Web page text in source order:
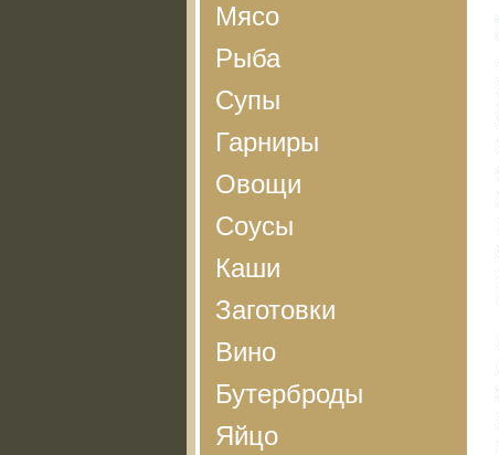
Мясо
Рыба
Супы
Гарниры
Овощи
Соусы
Каши
Заготовки
Вино
Бутерброды
Яйцо